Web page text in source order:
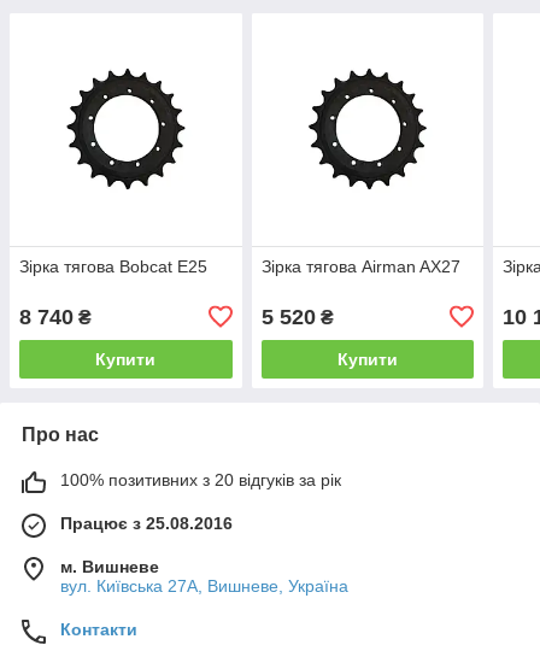
Зірка тягова Bobcat E25
8 740 ₴
Купити
Зірка тягова Airman AX27
5 520₴
Купити
10
Про нас
100% позитивних з 20 відгуків за рік
Працює з 25.08.2016
м. Вишневе
вул. Київська 27А, Вишневе, Україна
Контакти